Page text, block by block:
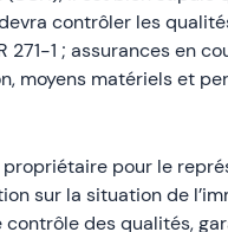
contrôler les
1 ; assurances en
moyens matériels et
pour le
sur la situation de
des qualités,